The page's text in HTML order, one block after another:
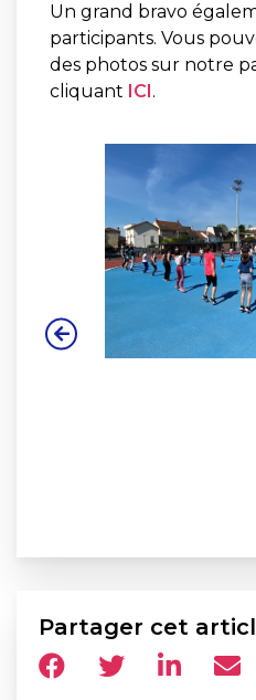
Un grand bravo
participants. Vous
des photos sur notre
cliquant ICI.
Partager cet